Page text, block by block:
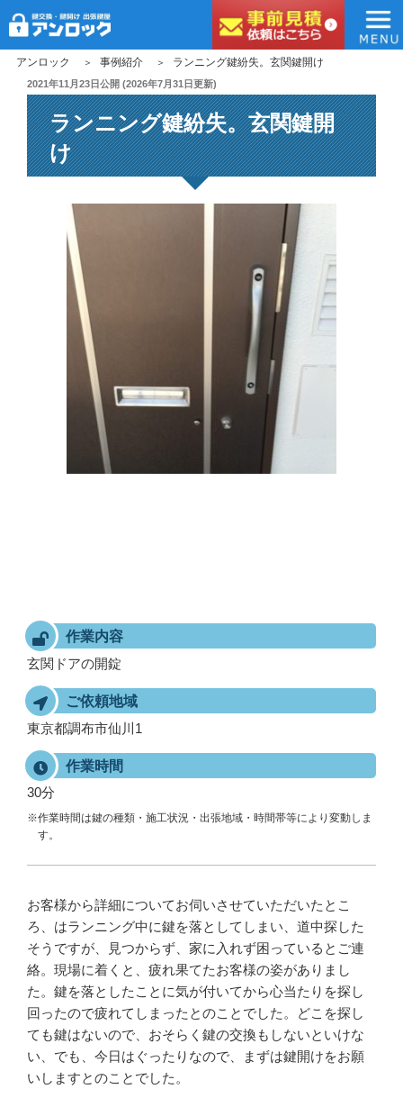
アンロック
アンロック 事例紹介 ランニング鍵紛失。玄関鍵開け
投
稿
日:
2021年11月23日公開 (2026年7月31日更新)
ランニング鍵紛失。玄関鍵開
け
作業内容
玄関ドアの開錠
ご依頼地域
東京都調布市仙川1
作業時間
30分
※作業時間は鍵の種類・施工状況・出張地域・時間帯等により変動しま
す。
お客様から詳細についてお伺いさせていただいたとこ
ろ、はランニング中に鍵を落としてしまい、道中探した
そうですが、見つからず、家に入れず困っているとご連
絡。現場に着くと、疲れ果てたお客様の姿がありまし
た。鍵を落としたことに気が付いてから心当たりを探し
回ったので疲れてしまったとのことでした。どこを探し
ても鍵はないので、おそらく鍵の交換もしないといけな
い、でも、今日はぐったりなので、まずは鍵開けをお願
いしますとのことでした。